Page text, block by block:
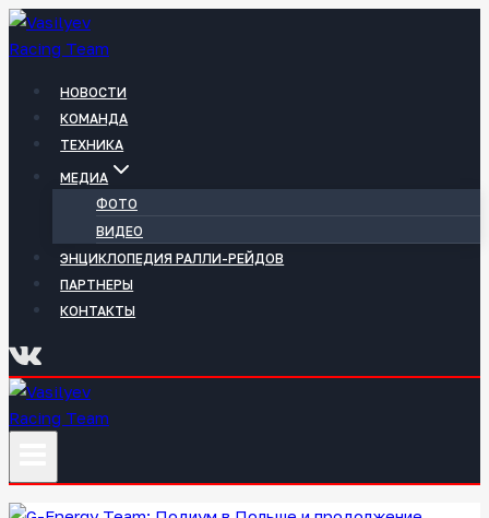
Перейти
к
НОВОСТИ
КОМАНДА
ТЕХНИКА
МЕДИА
ФОТО
ВИДЕО
ЭНЦИКЛОПЕДИЯ РАЛЛИ-РЕЙДОВ
ПАРТНЕРЫ
КОНТАКТЫ